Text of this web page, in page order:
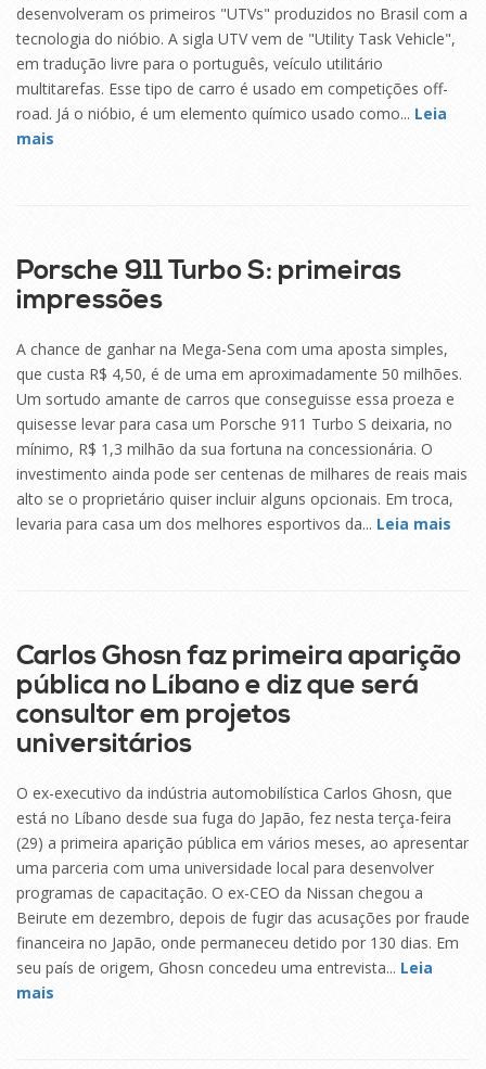
desenvolveram os primeiros "UTVs" produzidos no Brasil com a
tecnologia do nióbio. A sigla UTV vem de "Utility Task Vehicle",
em tradução livre para o português, veículo utilitário
multitarefas. Esse tipo de carro é usado em competições off-
road. Já o nióbio, é um elemento químico usado como... Leia
mais
Porsche 911 Turbo S: primeiras
impressões
A chance de ganhar na Mega-Sena com uma aposta simples,
que custa R$ 4,50, é de uma em aproximadamente 50 milhões.
Um sortudo amante de carros que conseguisse essa proeza e
quisesse levar para casa um Porsche 911 Turbo S deixaria, no
mínimo, R$ 1,3 milhão da sua fortuna na concessionária. O
investimento ainda pode ser centenas de milhares de reais mais
alto se o proprietário quiser incluir alguns opcionais. Em troca,
levaria para casa um dos melhores esportivos da... Leia mais
Carlos Ghosn faz primeira aparição
pública no Líbano e diz que será
consultor em projetos
universitários
O ex-executivo da indústria automobilística Carlos Ghosn, que
está no Líbano desde sua fuga do Japão, fez nesta terça-feira
(29) a primeira aparição pública em vários meses, ao apresentar
uma parceria com uma universidade local para desenvolver
programas de capacitação. O ex-CEO da Nissan chegou a
Beirute em dezembro, depois de fugir das acusações por fraude
financeira no Japão, onde permaneceu detido por 130 dias. Em
seu país de origem, Ghosn concedeu uma entrevista... Leia
mais